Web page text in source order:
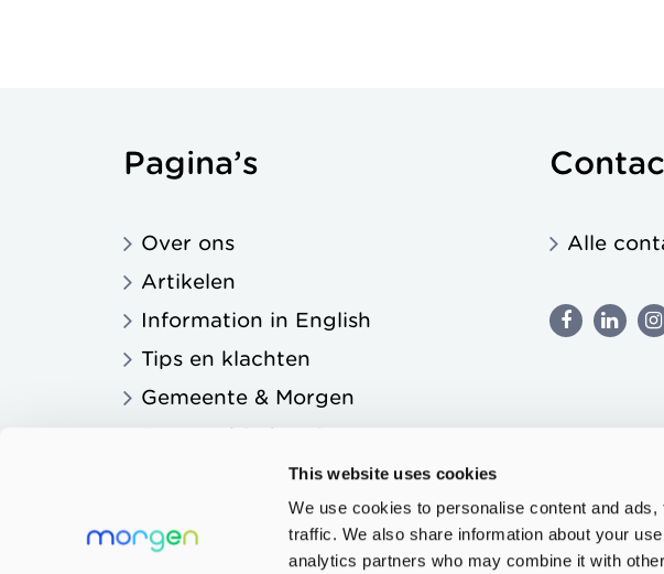
This website uses cookies
We use cookies to personalise content and
traffic. We also share information about your
analytics partners who may combine it with
Pagina’s
Over ons
Artikelen
Information in English
Tips en klachten
Gemeente & Morgen
Zorgaanbieders & Morgen
Onderwijs & Morgen
Alle